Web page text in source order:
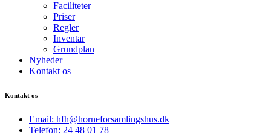
Faciliteter
Priser
Regler
Inventar
Grundplan
Nyheder
Kontakt os
Kontakt os
Email: hfh@horneforsamlingshus.dk
Telefon: 24 48 01 78